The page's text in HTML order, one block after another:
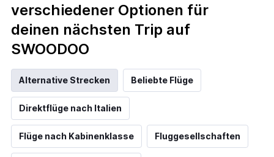
verschiedener Optionen für
deinen nächsten Trip auf
SWOODOO
Alternative Strecken Beliebte Flüge
Direktflüge nach Italien
Flüge nach Kabinenklasse Fluggesellschaften